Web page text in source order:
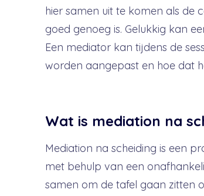
hier samen uit te komen als de
goed genoeg is. Gelukkig kan
Een mediator kan tijdens de
worden aangepast en hoe dat
Wat is mediation na
Mediation na scheiding is een
met behulp van een
samen om de tafel gaan zitten